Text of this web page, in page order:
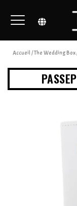
Accueil /The Wedding Box